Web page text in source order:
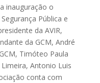
inauguração o
Pública e
da AVIR,
da GCM, André
Timóteo Paula
Antonio Luis
conta com